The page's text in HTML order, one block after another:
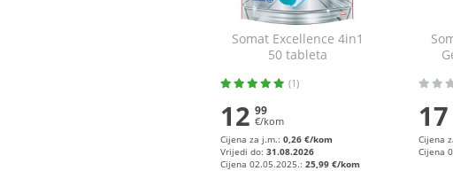
Somat Excellence 4in1
50 tableta
(1)
12 99
€/kom
Cijena za j.m.: 0,26 €/kom
Vrijedi do: 31.08.2026
Cijena 02.05.2025.: 25,99 €/kom
17
Cijena
Cijena